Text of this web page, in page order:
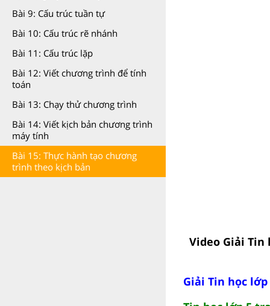
Bài 9: Cấu trúc tuần tự
Bài 10: Cấu trúc rẽ nhánh
Bài 11: Cấu trúc lặp
Bài 12: Viết chương trình để tính
toán
Bài 13: Chạy thử chương trình
Bài 14: Viết kịch bản chương trình
máy tính
Bài 15: Thực hành tạo chương
trình theo kịch bản
Video Giải
Giải Tin học